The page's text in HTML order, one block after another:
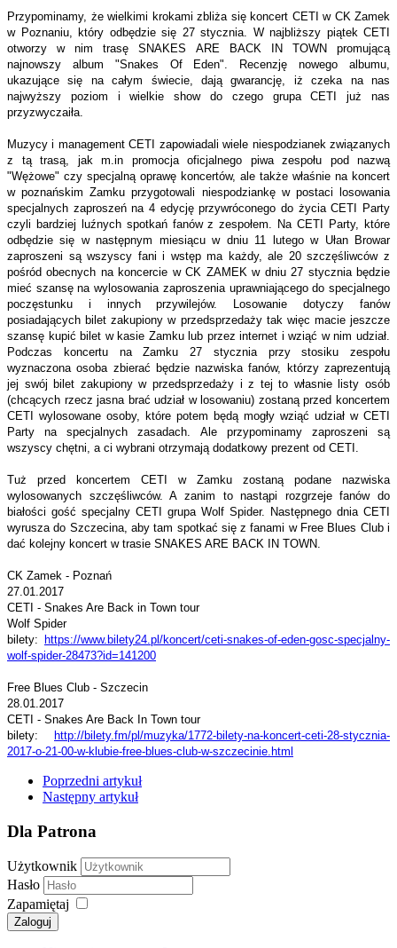
Przypominamy, że wielkimi krokami zbliża się koncert CETI w CK Zamek
w Poznaniu, który odbędzie się 27 stycznia. W najbliższy piątek CETI
otworzy w nim trasę SNAKES ARE BACK IN TOWN promującą
najnowszy album "Snakes Of Eden". Recenzję nowego albumu,
ukazujące się na całym świecie, dają gwarancję, iż czeka na nas
najwyższy poziom i wielkie show do czego grupa CETI już nas
przyzwyczaiła.
Muzycy i management CETI zapowiadali wiele niespodzianek związanych
z tą trasą, jak m.in promocja oficjalnego piwa zespołu pod nazwą
"Wężowe" czy specjalną oprawę koncertów, ale także właśnie na koncert
w poznańskim Zamku przygotowali niespodziankę w postaci losowania
specjalnych zaproszeń na 4 edycję przywróconego do życia CETI Party
czyli bardziej luźnych spotkań fanów z zespołem. Na CETI Party, które
odbędzie się w następnym miesiącu w dniu 11 lutego w Ułan Browar
zaproszeni są wszyscy fani i wstęp ma każdy, ale 20 szczęśliwców z
pośród obecnych na koncercie w CK ZAMEK w dniu 27 stycznia będzie
mieć szansę na wylosowania zaproszenia uprawniającego do specjalnego
poczęstunku i innych przywilejów. Losowanie dotyczy fanów
posiadających bilet zakupiony w przedsprzedaży tak więc macie jeszcze
szansę kupić bilet w kasie Zamku lub przez internet i wziąć w nim udział.
Podczas koncertu na Zamku 27 stycznia przy stosiku zespołu
wyznaczona osoba zbierać będzie nazwiska fanów, którzy zaprezentują
jej swój bilet zakupiony w przedsprzedaży i z tej to własnie listy osób
(chcących rzecz jasna brać udział w losowaniu) zostaną przed koncertem
CETI wylosowane osoby, które potem będą mogły wziąć udział w CETI
Party na specjalnych zasadach. Ale przypominamy zaproszeni są
wszyscy chętni, a ci wybrani otrzymają dodatkowy prezent od CETI.
Tuż przed koncertem CETI w Zamku zostaną podane nazwiska
wylosowanych szczęśliwców. A zanim to nastąpi rozgrzeje fanów do
białości gość specjalny CETI grupa Wolf Spider. Następnego dnia CETI
wyrusza do Szczecina, aby tam spotkać się z fanami w Free Blues Club i
dać kolejny koncert w trasie SNAKES ARE BACK IN TOWN.
CK Zamek - Poznań
27.01.2017
CETI - Snakes Are Back in Town tour
Wolf Spider
bilety:
https://www.bilety24.pl/koncert/ceti-snakes-of-eden-gosc-specjalny-
wolf-spider-28473?id=141200
Free Blues Club - Szczecin
28.01.2017
CETI - Snakes Are Back In Town tour
bilety:
http://bilety.fm/pl/muzyka/1772-bilety-na-koncert-ceti-28-stycznia-
2017-o-21-00-w-klubie-free-blues-club-w-szczecinie.html
Poprzedni artykuł
Następny artykuł
Dla Patrona
Użytkownik
Hasło
Zapamiętaj
Zaloguj